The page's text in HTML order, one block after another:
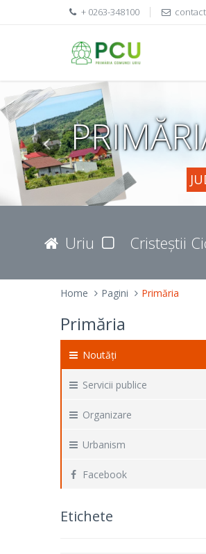
+ 0263-348100
Uriu Cristeștii
Home Pagini Primăria
Primăria
Noutăți
Servicii publice
Organizare
Urbanism
Facebook
Etichete